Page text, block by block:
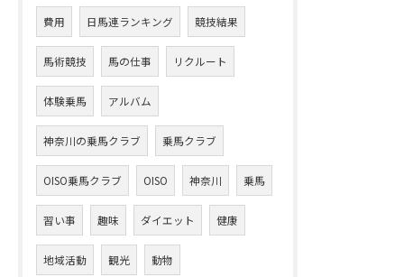
費用 日馬連ランキング 競技結果
馬術競技 馬の仕事 リクルート
体験乗馬 アルバム
神奈川の乗馬クラブ 乗馬クラブ
OISO乗馬クラブ OISO 神奈川 乗馬
習い事 趣味 ダイエット 健康
地域活動 観光 動物